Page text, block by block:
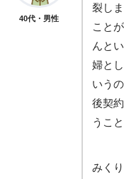
40代・男性
裂し
こと
んと
婦と
いう
後契
うこ
みく